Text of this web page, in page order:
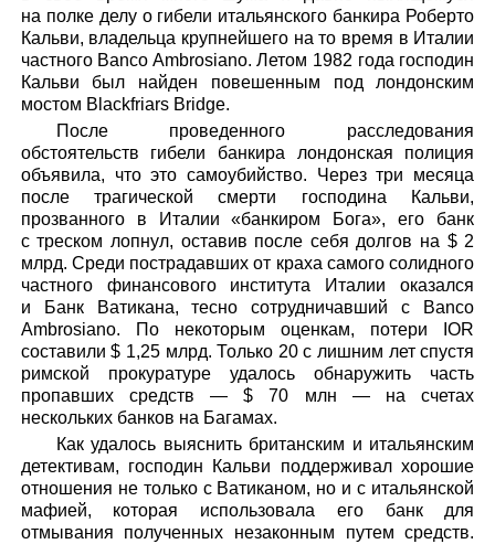
на полке делу о гибели итальянского банкира Роберто
Кальви, владельца крупнейшего на то время в Италии
частного Banco Ambrosiano. Летом 1982 года господин
Кальви был найден повешенным под лондонским
мостом Blackfriars Bridge.
После проведенного расследования
обстоятельств гибели банкира лондонская полиция
объявила, что это самоубийство. Через три месяца
после трагической смерти господина Кальви,
прозванного в Италии «банкиром Бога», его банк
с треском лопнул, оставив после себя долгов на $ 2
млрд. Среди пострадавших от краха самого солидного
частного финансового института Италии оказался
и Банк Ватикана, тесно сотрудничавший с Banco
Ambrosiano. По некоторым оценкам, потери IOR
составили $ 1,25 млрд. Только 20 с лишним лет спустя
римской прокуратуре удалось обнаружить часть
пропавших средств — $ 70 млн — на счетах
нескольких банков на Багамах.
Как удалось выяснить британским и итальянским
детективам, господин Кальви поддерживал хорошие
отношения не только с Ватиканом, но и с итальянской
мафией, которая использовала его банк для
отмывания полученных незаконным путем средств.